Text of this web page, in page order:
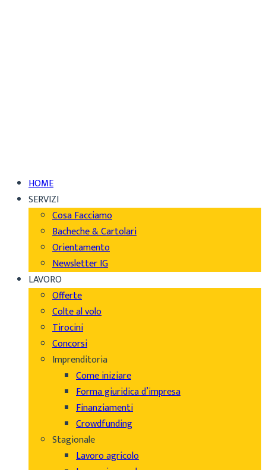
HOME
SERVIZI
Cosa Facciamo
Bacheche & Cartolari
Orientamento
Newsletter IG
LAVORO
Offerte
Colte al volo
Tirocini
Concorsi
Imprenditoria
Come iniziare
Forma giuridica d’impresa
Finanziamenti
Crowdfunding
Stagionale
Lavoro agricolo